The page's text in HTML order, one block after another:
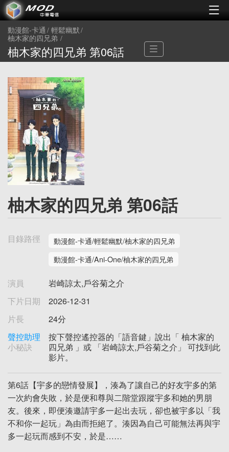
動漫館-卡通 輕鬆幽默
柚木家的四兄弟
柚木家的四兄弟 第06話
柚木家的四兄弟 第06話
目錄路徑
動漫館-卡通/輕鬆幽默/柚木家的四兄弟
動漫館-卡通/Ani-One/柚木家的四兄弟
演員
岩崎諒太,戶谷菊之介
下片日期
2026-12-31
片長
24分
聲控助理
小秘訣
按下聲控遙控器的「語音鍵」說出「 柚木家的
四兄弟 」或 「岩崎諒太,戶谷菊之介」 可找到此
影片。
第6話【宇多的戀情發展】，湊為了讓自己的好友宇多的第
一次約會失敗，於是便和尊與二階堂跟蹤宇多和她的男朋
友。後來，即便湊邀請宇多一起出去玩，卻也被宇多以「我
不和你一起玩」為由而拒絕了。湊因為自己可能無法再與宇
多一起玩而感到不安，於是……